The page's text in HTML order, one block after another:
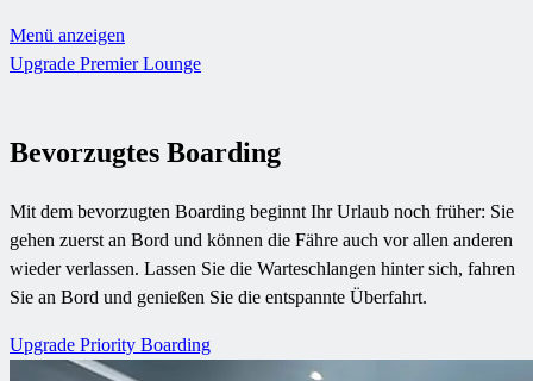
Menü anzeigen
Upgrade Premier Lounge
Bevorzugtes Boarding
Mit dem bevorzugten Boarding beginnt Ihr Urlaub noch früher: Sie
gehen zuerst an Bord und können die Fähre auch vor allen anderen
wieder verlassen. Lassen Sie die Warteschlangen hinter sich, fahren
Sie an Bord und genießen Sie die entspannte Überfahrt.
Upgrade Priority Boarding